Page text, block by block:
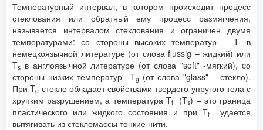
Температурный интервал, в котором происходит процесс
стеклования или обратный ему процесс размягчения,
называется интервалом стеклования и ограничен двумя
температурами: со стороны высоких температур – Tfв
немецкоязычной литературе (от слова flussig – жидкий) или
Ts в англоязычной литературе (от слова "soft" -мягкий), cо
стороны низких температур –Tg (от слова "glass" – стекло).
При Tg стекло обладает свойствами твердого упругого тела с
хрупким разрушением, а температура Tf(Ts) – это граница
пластического или жидкого состояния и при Tf
удается
вытягивать из стекломассы тонкие нити.